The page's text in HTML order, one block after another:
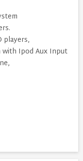
players,
with Ipod Aux Input